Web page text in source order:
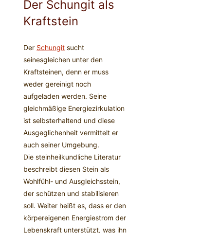
Der Schungit als
Kraftstein
Der Schungit sucht
seinesgleichen unter den
Kraftsteinen, denn er muss
weder gereinigt noch
aufgeladen werden. Seine
gleichmäßige Energiezirkulation
ist selbsterhaltend und diese
Ausgeglichenheit vermittelt er
auch seiner Umgebung.
Die steinheilkundliche Literatur
beschreibt diesen Stein als
Wohlfühl- und Ausgleichsstein,
der schützen und stabilisieren
soll. Weiter heißt es, dass er den
körpereigenen Energiestrom der
Lebenskraft unterstützt, was ihn